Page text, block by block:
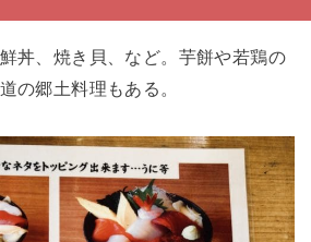
丼、焼き貝、など。芋餅や若鶏の
の郷土料理もある。